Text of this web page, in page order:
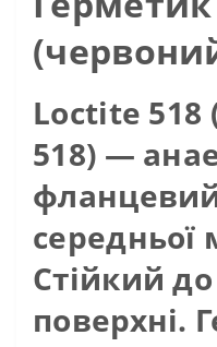
Loctite 518
518) —
середньої
Стійкий
поверхні.